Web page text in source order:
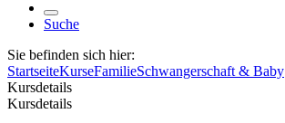
Suche
Sie befinden sich hier:
StartseiteKurseFamilieSchwangerschaft & Baby
Kursdetails
Kursdetails